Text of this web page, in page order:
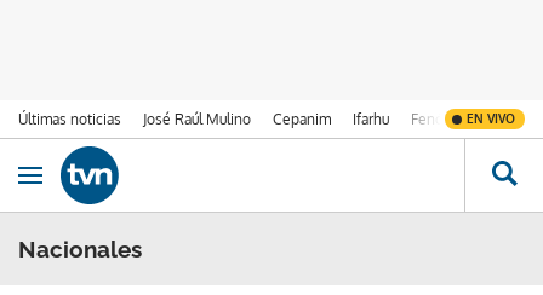
Últimas noticias José Raúl Mulino Cepanim Ifarhu Fenómeno de El
EN VIVO
Ir al contenido
Obrir navegació
Nacionales